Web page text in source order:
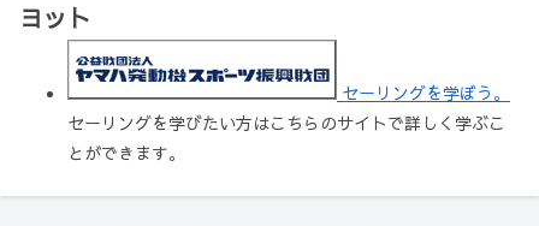
ヨット
セーリングを学ぼう。
セーリングを学びたい方はこちらのサイトで詳しく学ぶこ
とができます。